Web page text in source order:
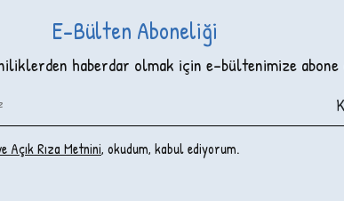
E-Bülten Aboneliği
haberdar olmak için e-bültenimize
Rıza Metni‌ni, okudum, kabul ediyorum.